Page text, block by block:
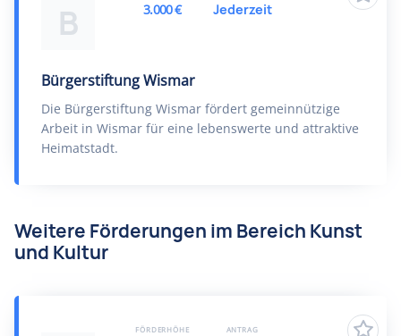
B
Bürgerstiftung Wismar
Die Bürgerstiftung Wismar fördert gemeinnützige
Arbeit in Wismar für eine lebenswerte und attraktive
Heimatstadt.
3.000 € Jederzeit
Weitere Förderungen im Bereich Kunst
und Kultur
FÖRDERHÖHE ANTRAG